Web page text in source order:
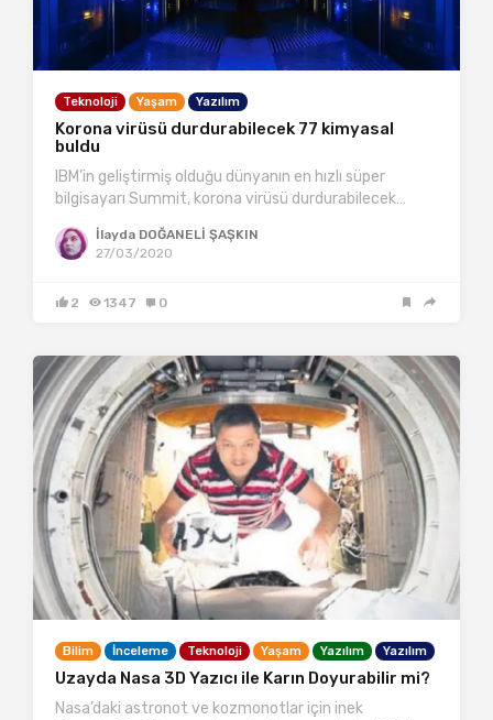
Teknoloji Yaşam Yazılım
Korona virüsü durdurabilecek 77 kimyasal
buldu
IBM’in geliştirmiş olduğu dünyanın en hızlı süper
bilgisayarı Summit, korona virüsü durdurabilecek…
İlayda DOĞANELİ ŞAŞKIN
27/03/2020
2 1347 0
Bilim İnceleme Teknoloji Yaşam Yazılım Yazılım
Uzayda Nasa 3D Yazıcı ile Karın Doyurabilir mi?
Nasa’daki astronot ve kozmonotlar için inek